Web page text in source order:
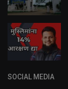
SOCIAL MEDIA